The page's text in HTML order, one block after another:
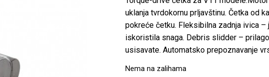
uklanja tvrdokornu prljavštinu. Četka od
pokreće četku. Fleksibilna zadnja ivica
iskoristila snaga. Debris slidder –
usisavate. Automatsko prepoznavanje
Nema na zalihama